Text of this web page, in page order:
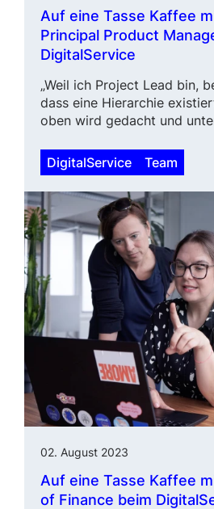
Auf eine Tasse Kaffee
Principal Product
DigitalService
„Weil ich Project Lead bin,
dass eine Hierarchie
oben wird gedacht und
DigitalService Team
02. August 2023
Auf eine Tasse Kaffee
of Finance beim